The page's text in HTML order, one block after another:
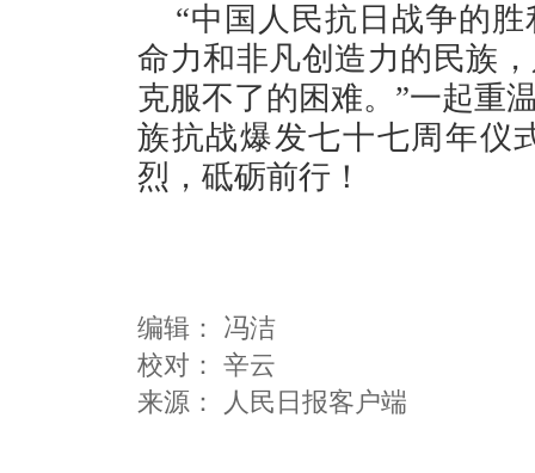
“中国人民抗日战争的
命力和非凡创造力的民族
克服不了的困难。”一起重
族抗战爆发七十七周年仪
烈，砥砺前行！
编辑： 冯洁
校对： 辛云